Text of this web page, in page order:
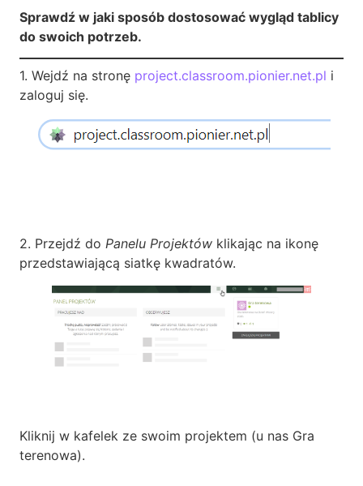
Sprawdź w jaki sposób dostosować wygląd tablicy
do swoich potrzeb.
1. Wejdź na stronę project.classroom.pionier.net.pl i
zaloguj się.
2. Przejdź do Panelu Projektów klikając na ikonę
przedstawiającą siatkę kwadratów.
Kliknij w kafelek ze swoim projektem (u nas Gra
terenowa).